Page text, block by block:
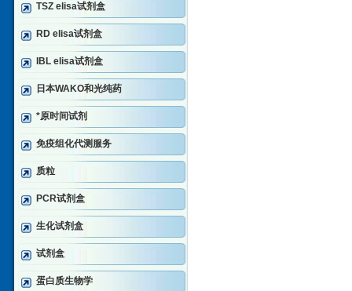
TSZ elisa试剂盒
RD elisa试剂盒
IBL elisa试剂盒
日本WAKO和光纯药
*原时间试剂
免疫组化代测服务
质粒
PCR试剂盒
生化试剂盒
试剂盒
蛋白质生物学